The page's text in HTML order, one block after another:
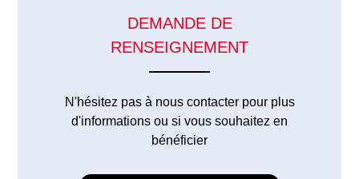
DEMANDE DE
RENSEIGNEMENT
N'hésitez pas à nous contacter pour plus
d'informations ou si vous souhaitez en
bénéficier